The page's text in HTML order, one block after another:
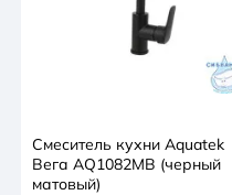
Смеситель кухни Aquatek
Вега AQ1082MB (черный
матовый)